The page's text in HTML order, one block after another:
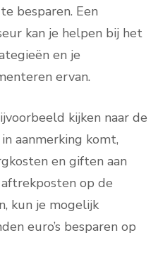
besparen. Een
kan je helpen bij het
en je
ervan.
kijken naar de
aanmerking komt,
en giften aan
op de
kun je mogelijk
euro’s besparen op